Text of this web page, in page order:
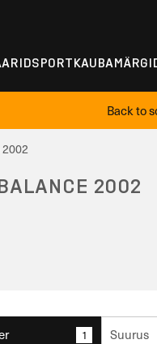
SPORT
Back to
2002
2002
1 Suurus